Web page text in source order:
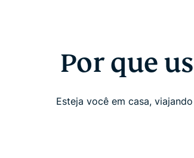
Por que
Esteja você em casa,